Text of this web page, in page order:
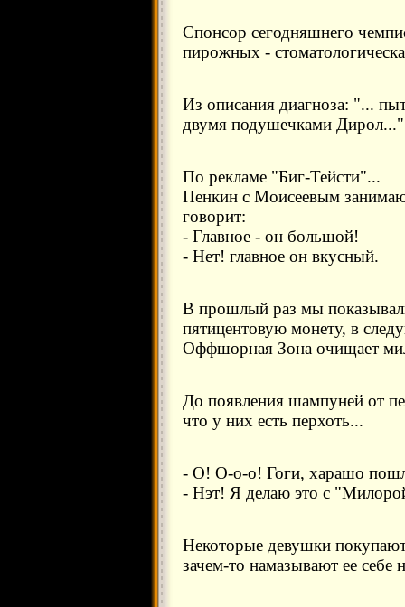
Спонсор сегодняшнего
пирожных -
Из описания диагноза: "...
двумя подушечками Дирол..."
По рекламе "Биг-Тейсти"...
Пенкин с Моисеевым
говорит:
- Главное - он большой!
- Нет! главное он вкусный.
В прошлый раз мы
пятицентовую монету, в
Оффшорная Зона очищает
До появления шампуней от
что у них есть перхоть...
- О! О-о-о! Гоги, харашо
- Нэт! Я делаю это с
Некоторые девушки
зачем-то намазывают ее себе